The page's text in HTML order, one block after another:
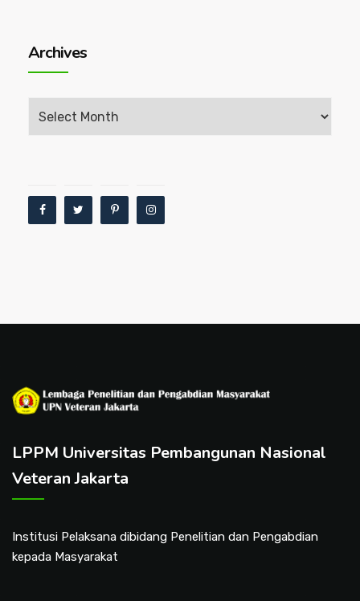
Archives
LPPM Universitas Pembangunan Nasional
Veteran Jakarta
Institusi Pelaksana dibidang Penelitian dan Pengabdian
kepada Masyarakat